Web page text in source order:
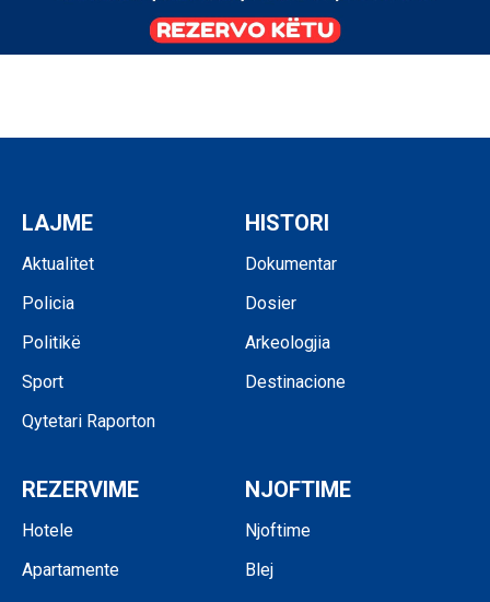
LAJME
Aktualitet
Policia
Politikë
Sport
Qytetari Raporton
HISTORI
Dokumentar
Dosier
Arkeologjia
Destinacione
REZERVIME
Hotele
Apartamente
NJOFTIME
Njoftime
Blej